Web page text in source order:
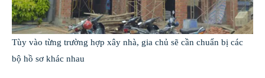
Tùy vào từng trường hợp xây nhà, gia chủ sẽ cần chuẩn bị các
bộ hồ sơ khác nhau